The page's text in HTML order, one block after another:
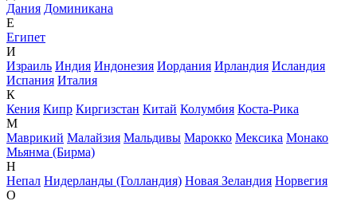
Дания Доминикана
Е
Египет
И
Израиль Индия Индонезия Иордания Ирландия Исландия
Испания Италия
К
Кения Кипр Киргизстан Китай Колумбия Коста-Рика
М
Маврикий Малайзия Мальдивы Марокко Мексика Монако
Мьянма (Бирма)
Н
Непал Нидерланды (Голландия) Новая Зеландия Норвегия
О